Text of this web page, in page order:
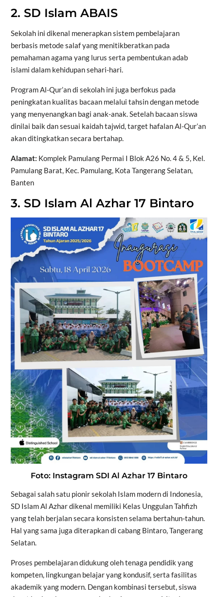
2. SD Islam ABAIS
Sekolah ini dikenal menerapkan sistem pembelajaran
berbasis metode salaf yang menitikberatkan pada
pemahaman agama yang lurus serta pembentukan adab
islami dalam kehidupan sehari-hari.
Program Al-Qur’an di sekolah ini juga berfokus pada
peningkatan kualitas bacaan melalui tahsin dengan metode
yang menyenangkan bagi anak-anak. Setelah bacaan siswa
dinilai baik dan sesuai kaidah tajwid, target hafalan Al-Qur’an
akan ditingkatkan secara bertahap.
Alamat: Komplek Pamulang Permai I Blok A26 No. 4 & 5, Kel.
Pamulang Barat, Kec. Pamulang, Kota Tangerang Selatan,
Banten
3. SD Islam Al Azhar 17 Bintaro
Foto: Instagram SDI Al Azhar 17 Bintaro
Sebagai salah satu pionir sekolah Islam modern di Indonesia,
SD Islam Al Azhar dikenal memiliki Kelas Unggulan Tahfizh
yang telah berjalan secara konsisten selama bertahun-tahun.
Hal yang sama juga diterapkan di cabang Bintaro, Tangerang
Selatan.
Proses pembelajaran didukung oleh tenaga pendidik yang
kompeten, lingkungan belajar yang kondusif, serta fasilitas
akademik yang modern. Dengan kombinasi tersebut, siswa